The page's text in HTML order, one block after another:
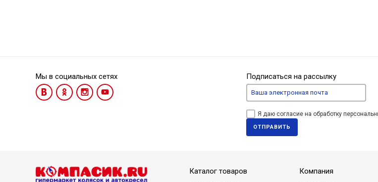
Мы в социальных сетях Подписаться на рассылку
Я даю согласие на обработку
ОТПРАВИТЬ
Каталог товаров Компания